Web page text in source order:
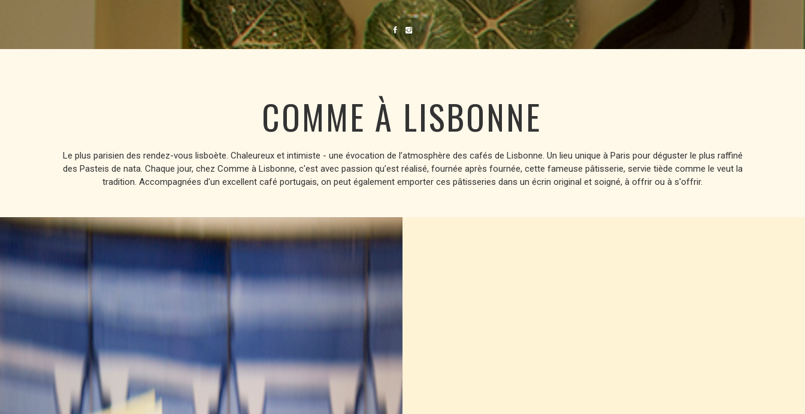
COMME À LISBONNE
Le plus parisien des rendez-vous lisboète. Chaleureux et intimiste - une évocation de l’atmosphère des cafés de Lisbonne. Un lieu unique à Paris pour déguster le plus raffiné
des Pasteis de nata. Chaque jour, chez Comme à Lisbonne, c'est avec passion qu’est réalisé, fournée après fournée, cette fameuse pâtisserie, servie tiède comme le veut la
tradition. Accompagnées d'un excellent café portugais, on peut également emporter ces pâtisseries dans un écrin original et soigné, à offrir ou à s'offrir.